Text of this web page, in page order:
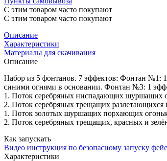
С этим товаром часто покупают
С этим товаром часто покупают
Описание
Характеристики
Материалы для скачивания
Описание
Набор из 5 фонтанов. 7 эффектов: Фонтан №1:
синими огнями в основании. Фонтан №3: 1
1. Поток серебряных ниспадающих шуршащих
2. Поток серебряных трещащих
1. Поток золотых шуршащих порхающих
2. Поток серебряных трещащих, красных и
Как запускать
Видео инструкция по безопасному запуску
Характеристики